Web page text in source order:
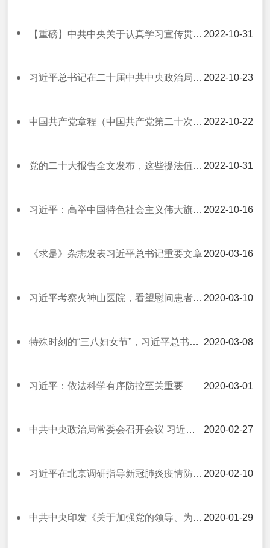
2022-10-31
【重磅】中共中央关于认真学习宣传贯彻党的二十大精神的决定
2022-10-23
习近平总书记在二十届中共中央政治局常委同中外记者见面时的讲话（现场实录）
2022-10-22
中国共产党章程（中国共产党第二十次全国代表大会部分修改，2022年10月22日通过）
2022-10-31
党的二十大报告全文发布，这些提法值得关注！
2022-10-16
习近平：高举中国特色社会主义伟大旗帜 为全面建设社会主义现代化国家而团结奋斗——在中国共产党第二十次全国代表大会上的报告
2020-03-16
《求是》杂志发表习近平总书记重要文章
2020-03-10
习近平考察火神山医院，看望慰问患者和医务工作者
2020-03-08
特殊时刻的“三八妇女节”，习近平总书记致以问候！
2020-03-01
习近平：依法科学有序防控至关重要
2020-02-27
中共中央政治局常委会召开会议 习近平等为支持新冠肺炎疫情防控工作捐款
2020-02-10
习近平在北京调研指导新冠肺炎疫情防控工作
2020-01-29
中共中央印发《关于加强党的领导、为打赢疫情防控阻击战提供坚强政治保证的通知》